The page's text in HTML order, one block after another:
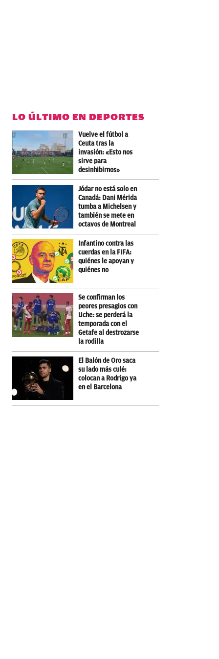
LO ÚLTIMO EN DEPORTES
Vuelve el fútbol a
Ceuta tras la
invasión: «Esto nos
sirve para
desinhibirnos»
Jódar no está solo en
Canadá: Dani Mérida
tumba a Michelsen y
también se mete en
octavos de Montreal
Infantino contra las
cuerdas en la FIFA:
quiénes le apoyan y
quiénes no
Se confirman los
peores presagios con
Uche: se perderá la
temporada con el
Getafe al destrozarse
la rodilla
El Balón de Oro saca
su lado más culé:
colocan a Rodrigo ya
en el Barcelona